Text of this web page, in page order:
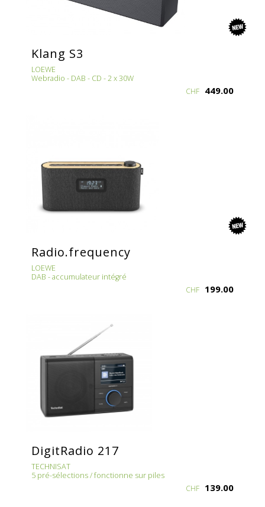
Klang S3
LOEWE
Webradio - DAB - CD - 2 x 30W
CHF 449.00
Radio.frequency
LOEWE
DAB - accumulateur intégré
CHF 199.00
DigitRadio 217
TECHNISAT
5 pré-sélections / fonctionne sur piles
CHF 139.00